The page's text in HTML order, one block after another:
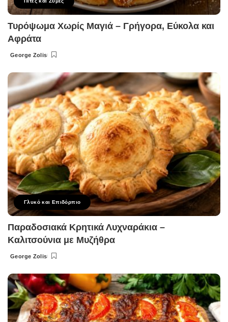
Τυρόψωμα Χωρίς Μαγιά – Γρήγορα, Εύκολα και
Αφράτα
Posted
George Zolis
Γλυκό και Επιδόρπιο
Παραδοσιακά Κρητικά Λυχναράκια –
Καλιτσούνια με Μυζήθρα
Posted
George Zolis